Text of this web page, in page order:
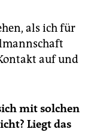
als ich für
auf und
mit solchen
Liegt das